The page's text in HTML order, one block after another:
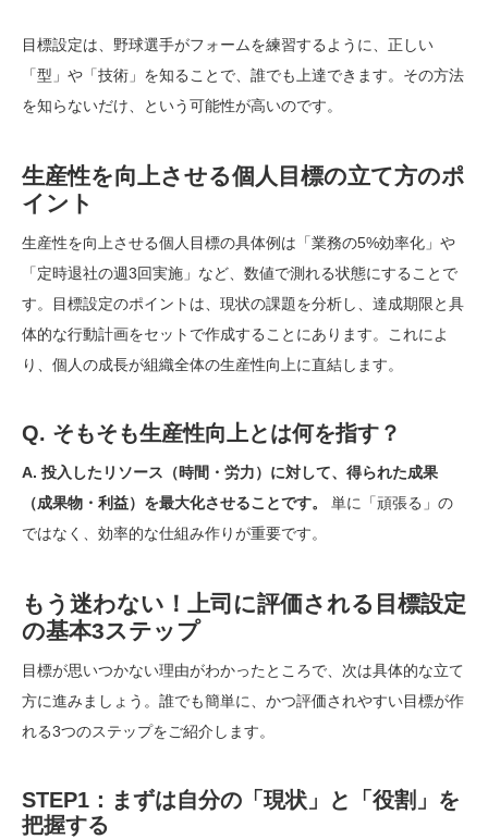
目標設定は、野球選手がフォームを練習するように、正しい
「型」や「技術」を知ることで、誰でも上達できます。その方法
を知らないだけ、という可能性が高いのです。
生産性を向上させる個人目標の立て方のポ
イント
生産性を向上させる個人目標の具体例は「業務の5%効率化」や
「定時退社の週3回実施」など、数値で測れる状態にすることで
す。目標設定のポイントは、現状の課題を分析し、達成期限と具
体的な行動計画をセットで作成することにあります。これによ
り、個人の成長が組織全体の生産性向上に直結します。
Q. そもそも生産性向上とは何を指す？
A. 投入したリソース（時間・労力）に対して、得られた成果
（成果物・利益）を最大化させることです。
単に「頑張る」の
ではなく、効率的な仕組み作りが重要です。
もう迷わない！上司に評価される目標設定
の基本3ステップ
目標が思いつかない理由がわかったところで、次は具体的な立て
方に進みましょう。誰でも簡単に、かつ評価されやすい目標が作
れる3つのステップをご紹介します。
STEP1：まずは自分の「現状」と「役割」を
把握する